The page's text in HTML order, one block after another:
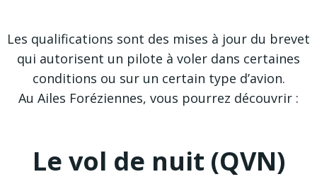
Les qualifications sont des mises à jour du brevet
qui autorisent un pilote à voler dans certaines
conditions ou sur un certain type d’avion.
Au Ailes Foréziennes, vous pourrez découvrir :
Le vol de nuit (QVN)